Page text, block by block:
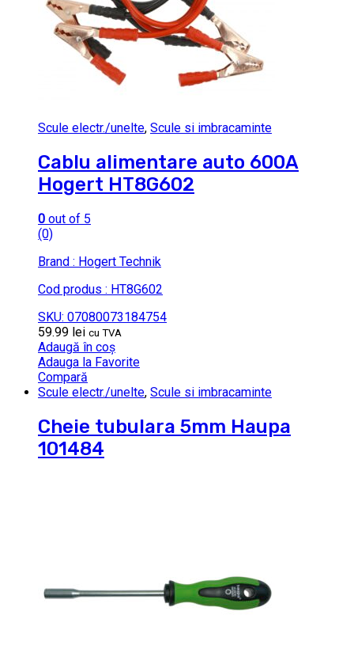
Scule electr./unelte, Scule si imbracaminte
Cablu alimentare auto 600A
Hogert HT8G602
0 out of 5
(0)
Brand : Hogert Technik
Cod produs : HT8G602
SKU: 07080073184754
59.99 lei cu TVA
Adaugă în coș
Adauga la Favorite
Compară
Scule electr./unelte, Scule si imbracaminte
Cheie tubulara 5mm Haupa
101484